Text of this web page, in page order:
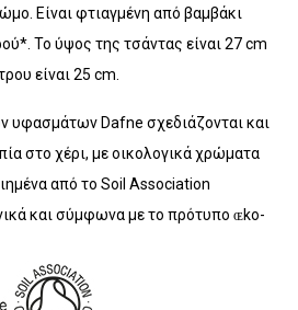
Είναι φτιαγμένη από βαμβάκι
Το ύψος της τσάντας είναι 27 cm
είναι 25 cm.
υφασμάτων Dafne σχεδιάζονται και
στο χέρι, με οικολογικά χρώματα
από το Soil Association
και σύμφωνα με το πρότυπο ɶko-